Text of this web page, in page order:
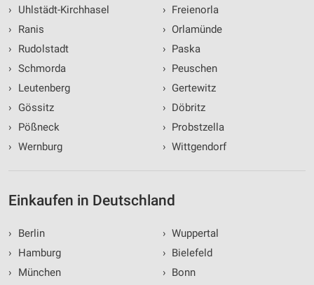
›
Uhlstädt-Kirchhasel
›
Ranis
›
Rudolstadt
› Schmorda
›
Leutenberg
›
Gössitz
›
Pößneck
› Wernburg
› Freienorla
› Orlamünde
› Paska
› Peuschen
› Gertewitz
› Döbritz
› Probstzella
› Wittgendorf
Einkaufen in Deutschland
›
Berlin
›
Hamburg
›
München
› Wuppertal
› Bielefeld
› Bonn